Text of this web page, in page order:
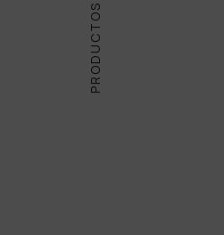
PRODUCTOS